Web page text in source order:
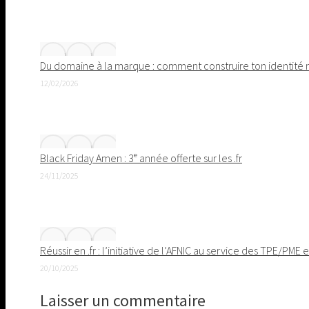
Du domaine à la marque : comment construire ton
12/02/2026
Black Friday Amen : 3ᵉ année offerte sur les .fr
24/11/2025
Réussir en .fr : l’initiative de l’AFNIC au service des TPE/PME
20/10/2025
Laisser un commentaire